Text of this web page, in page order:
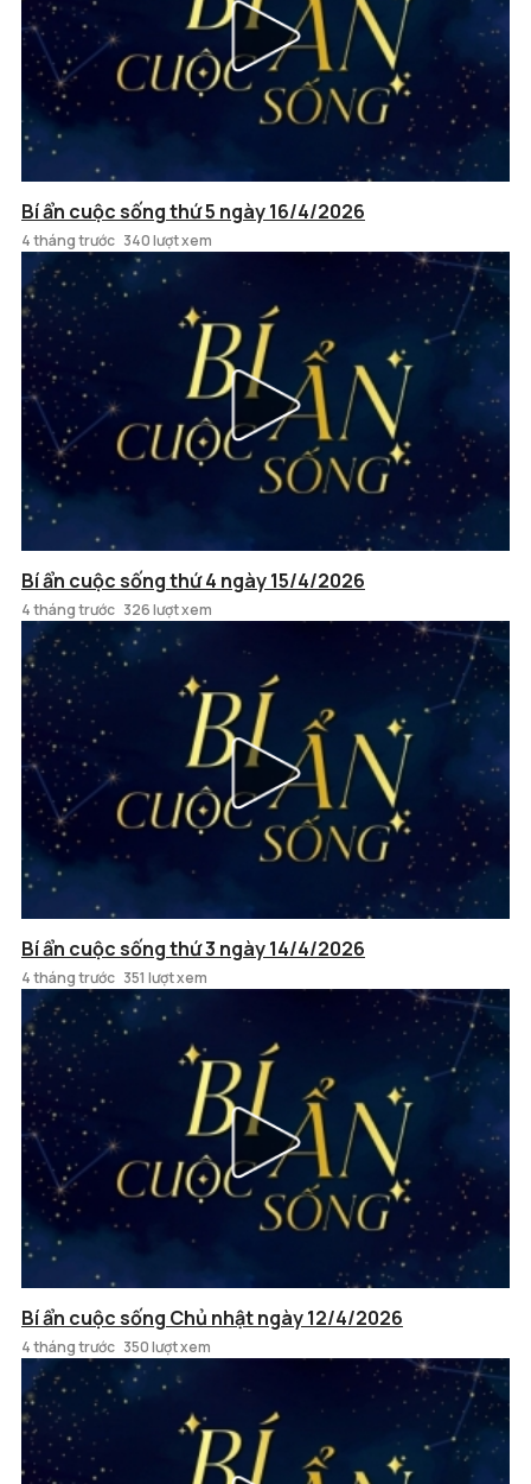
Bí ẩn cuộc sống thứ 5 ngày 16/4/2026
4 tháng trước 340 lượt xem
Bí ẩn cuộc sống thứ 4 ngày 15/4/2026
4 tháng trước 326 lượt xem
Bí ẩn cuộc sống thứ 3 ngày 14/4/2026
4 tháng trước 351 lượt xem
Bí ẩn cuộc sống Chủ nhật ngày 12/4/2026
4 tháng trước 350 lượt xem